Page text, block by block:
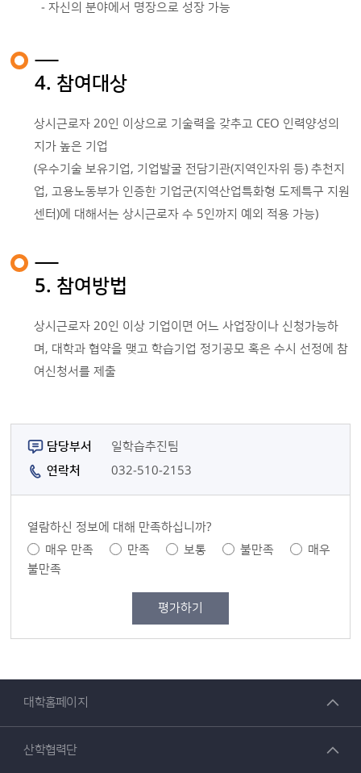
- 자신의 분야에서 명장으로 성장 가능
4. 참여대상
상시근로자 20인 이상으로 기술력을 갖추고 CEO 인력양성의
지가 높은 기업
(우수기술 보유기업, 기업발굴 전담기관(지역인자위 등) 추천지
업, 고용노동부가 인증한 기업군(지역산업특화형 도제특구 지원
센터)에 대해서는 상시근로자 수 5인까지 예외 적용 가능)
5. 참여방법
상시근로자 20인 이상 기업이면 어느 사업장이나 신청가능하
며, 대학과 협약을 맺고 학습기업 정기공모 혹은 수시 선정에 참
여신청서를 제출
담당부서
일학습추진팀
연락처
032-510-2153
열람하신 정보에 대해 만족하십니까?
매우 만족 만족 보통 불만족
매우
불만족
대학홈페이지
산학협력단